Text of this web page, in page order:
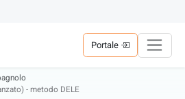
Portale
Spagnolo